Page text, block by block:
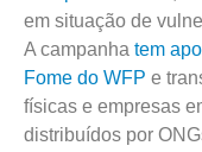
em situação de
A campanha tem
Fome do WFP e
físicas e empresas
distribuídos por